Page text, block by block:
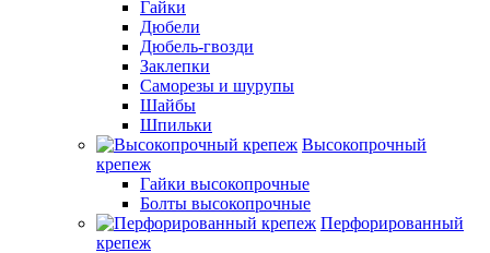
Гайки
Дюбели
Дюбель-гвозди
Заклепки
Саморезы и шурупы
Шайбы
Шпильки
Высокопрочный
крепеж
Гайки высокопрочные
Болты высокопрочные
Перфорированный
крепеж